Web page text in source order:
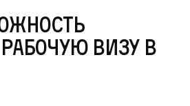
визу в